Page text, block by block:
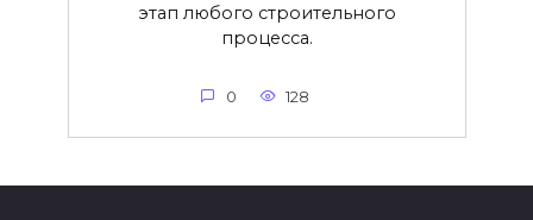
этап любого строительного
процесса.
0 128